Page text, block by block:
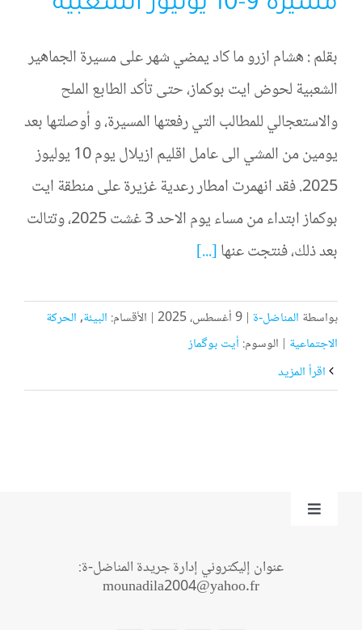
بقلم : هشام ازرو ما كاد يمضي شهر على مسيرة الجماهير
الشعبية لحوض ايت بوكماز، حتى تأكد الطابع الملح
والاستعجالي للمطالب التي رفعتها المسيرة، و أوصلتها بعد
يومين من المشي الى عامل اقليم ازيلال يوم 10 يوليوز
2025. فقد انهمرت امطار رعدية غزيرة على منطقة ايت
بوكماز ابتداء من مساء يوم الاحد 3 غشت 2025، وتتالت
بعد ذلك، فنتجت عنها[...]
بواسطة المناضل-ة | 9 أغسطس، 2025 | الأقسام: البيئة,الحركة
الاجتماعية | الوسوم: أيت بوگماز
Toggle
عنوان إليكتروني إدارة جريدة المناضل-ة:
mounadila2004@yahoo.fr